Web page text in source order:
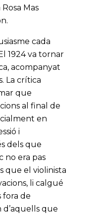
Mas
cada
1924 va tornar
acompanyat
La crítica
que
al final de
en
i
dels que
no era pas
que el violinista
li calgué
fora de
d’aquells que